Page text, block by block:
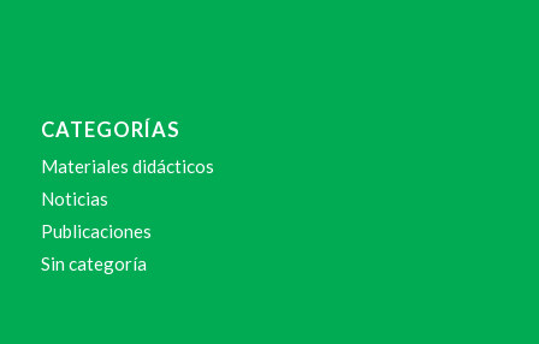
CATEGORÍAS
Materiales didácticos
Noticias
Publicaciones
Sin categoría